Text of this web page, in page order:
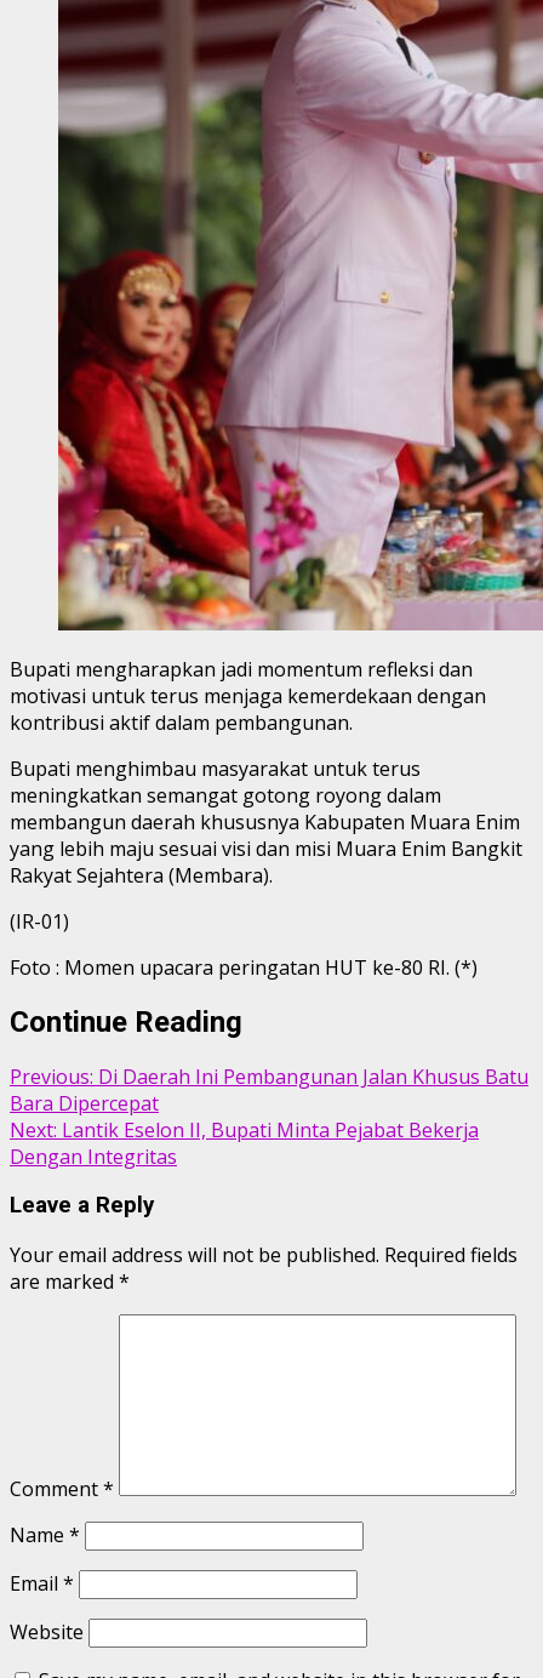
Bupati mengharapkan jadi momentum refleksi dan
motivasi untuk terus menjaga kemerdekaan dengan
kontribusi aktif dalam pembangunan.
Bupati menghimbau masyarakat untuk terus
meningkatkan semangat gotong royong dalam
membangun daerah khususnya Kabupaten Muara Enim
yang lebih maju sesuai visi dan misi Muara Enim Bangkit
Rakyat Sejahtera (Membara).
(IR-01)
Foto : Momen upacara peringatan HUT ke-80 RI. (*)
Continue Reading
Previous: Di Daerah Ini Pembangunan Jalan Khusus Batu
Bara Dipercepat
Next: Lantik Eselon II, Bupati Minta Pejabat Bekerja
Dengan Integritas
Leave a Reply
Your email address will not be published. Required fields
are marked *
Comment*
Name *
Email *
Website